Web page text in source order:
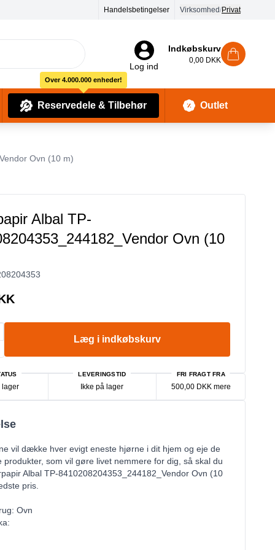
Handelsbetingelser Virksomhed/Privat
Log ind
Indkøbskurv
0,00 DKK
Reservedele & Tilbehør
Over 4.000.000 enheder!
Outlet
Ovn (10 m)
Albal TP-
Ovn (10
Læg i indkøbskurv
lager
LEVERINGSTID
Ikke på lager
FRI FRAGT FRA
500,00 DKK mere
vil dække hver evigt eneste hjørne i dit hjem og eje de
produkter, som vil gøre livet nemmere for dig, så skal du
Albal TP-8410208204353_244182_Vendor Ovn (10
pris.
Ovn